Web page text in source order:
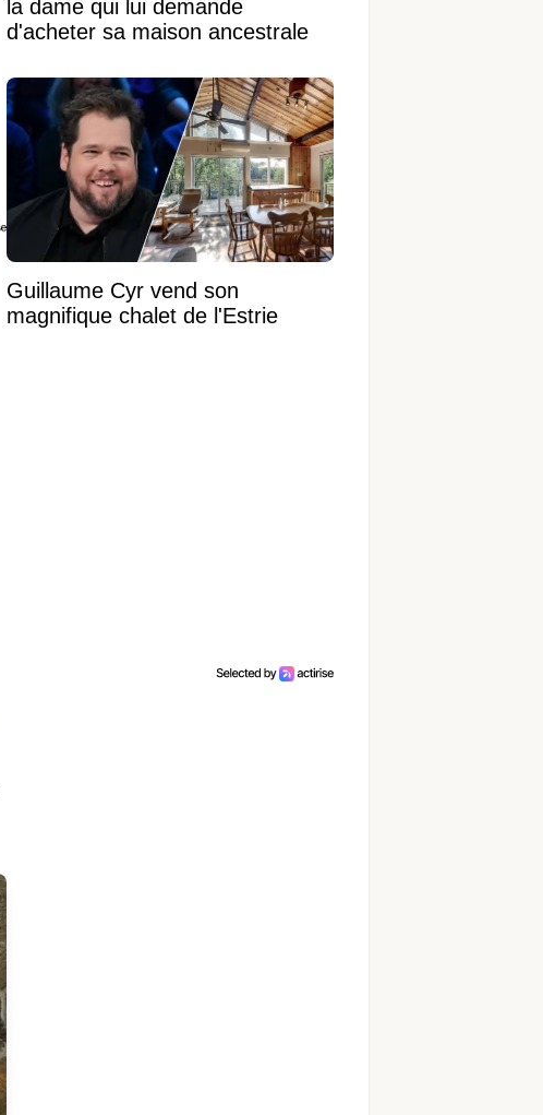
la dame qui lui demande
d'acheter sa maison ancestrale
Guillaume Cyr vend son
magnifique chalet de l'Estrie